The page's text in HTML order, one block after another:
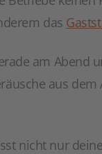
das
am Abend
aus
nicht nur